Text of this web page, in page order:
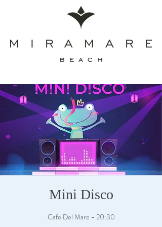
Mini Disco
Cafe Del Mare - 20:30